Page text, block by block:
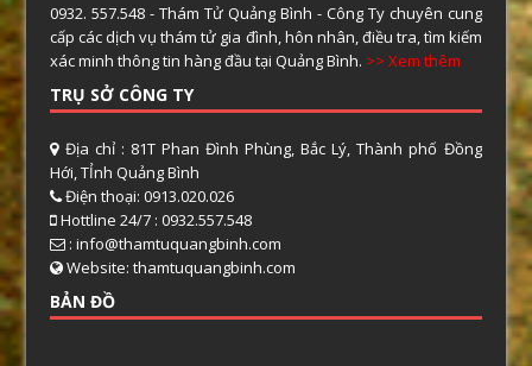
0932. 557.548 - Thám Tử Quảng Bình - Công Ty chuyên cung
cấp các dịch vụ thám tử gia đình, hôn nhân, điều tra, tìm kiếm
xác minh thông tin hàng đầu tại Quảng Bình. >> Xem thêm
TRỤ SỞ CÔNG TY
Địa chỉ : 81T Phan Đình Phùng, Bắc Lý, Thành phố Đồng
Hới, TỈnh Quảng Bình
Điện thoại: 0913.020.026
Hottline 24/7 : 0932.557.548
: info@thamtuquangbinh.com
Website: thamtuquangbinh.com
BẢN ĐỒ